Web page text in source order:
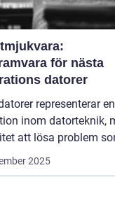
för nästa
datorer
representerar en
inom datorteknik,
att lösa problem
2025